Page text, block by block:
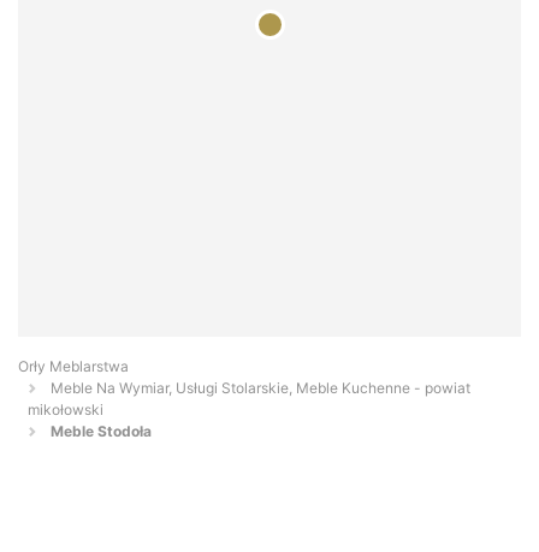
Orły Meblarstwa
Meble Na Wymiar, Usługi Stolarskie, Meble Kuchenne - powiat
mikołowski
Meble Stodoła